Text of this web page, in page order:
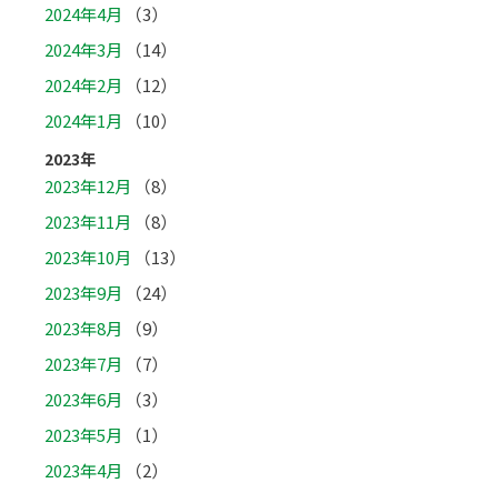
2024年4月
（3）
2024年3月
（14）
2024年2月
（12）
2024年1月
（10）
2023年
2023年12月
（8）
2023年11月
（8）
2023年10月
（13）
2023年9月
（24）
2023年8月
（9）
2023年7月
（7）
2023年6月
（3）
2023年5月
（1）
2023年4月
（2）